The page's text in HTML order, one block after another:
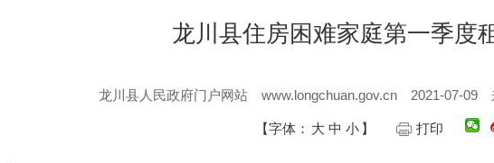
龙川县住房困难家庭第一季度
龙川县人民政府门户网站 www.longchuan.gov.cn 2021-07-09
【字体： 大 中 小 】 打印